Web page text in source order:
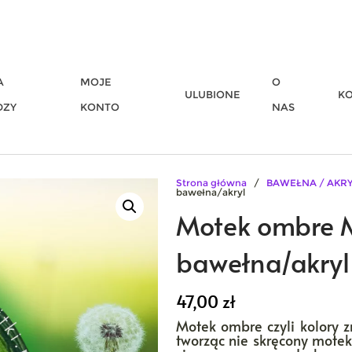
MOJE
KONTO
ULUBIONE
O
NAS
Strona główna / BAWEŁNA /
bawełna/akryl
Motek ombre
bawełna/akryl
47,00 zł
Motek ombre czyli kolory
tworząc nie skręcony